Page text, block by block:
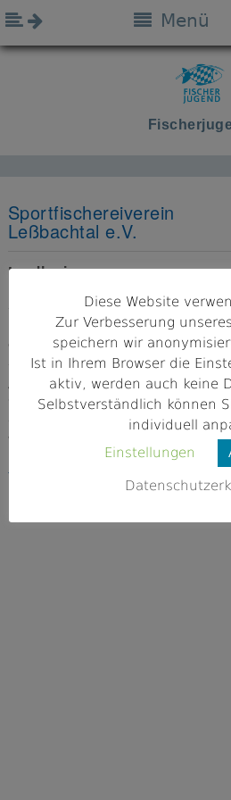
Menü
Sportfischereiverein
Leßbachtal e.V.
Landkreis
Oberfranken
Adresse
96369 Weißenbrunn
Webseite
http://www.sportfischerei-
f.de/index.php
Diese Website
Zur Verbesserung
speichern wir
Ist in Ihrem Browser die
aktiv, werden auch keine
Selbstverständlich können
individuell
Einstellungen